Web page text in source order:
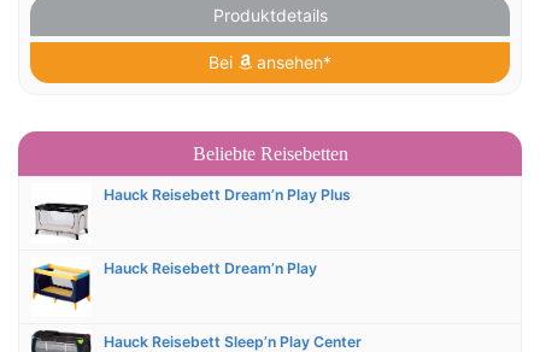
Produktdetails
Bei ansehen*
Beliebte Reisebetten
Hauck Reisebett Dream’n Play Plus
Hauck Reisebett Dream’n Play
Hauck Reisebett Sleep’n Play Center